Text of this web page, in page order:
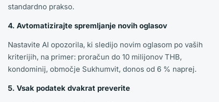
standardno prakso.
4. Avtomatizirajte spremljanje novih oglasov
Nastavite AI opozorila, ki sledijo novim oglasom po vaših
kriterijih, na primer: proračun do 10 milijonov THB,
kondominij, območje Sukhumvit, donos od 6 % naprej.
5. Vsak podatek dvakrat preverite